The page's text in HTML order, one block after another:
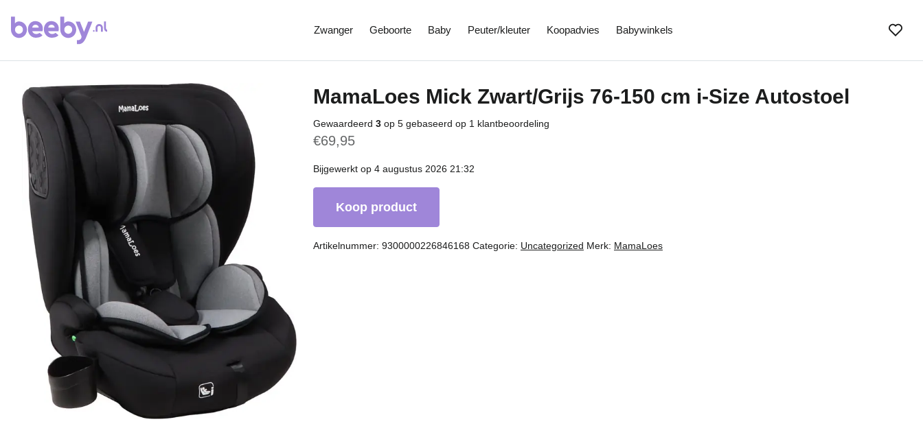
Zwanger Geboorte Baby Peuter/kleuter Koopadvies Babywinkels
MamaLoes Mick Zwart/Grijs 76-150 cm i-Size Autostoel
Gewaardeerd 3 op 5 gebaseerd op 1 klantbeoordeling
€69,95
Bijgewerkt op 4 augustus 2026 21:32
Koop product
Artikelnummer: 9300000226846168 Categorie: Uncategorized Merk: MamaLoes